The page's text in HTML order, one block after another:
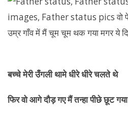
बच्चे मेरी उँगली थामे धीरे धीरे चलते थे
फिर वो आगे दौड़ गए मैं तन्हा पीछे छूट गया